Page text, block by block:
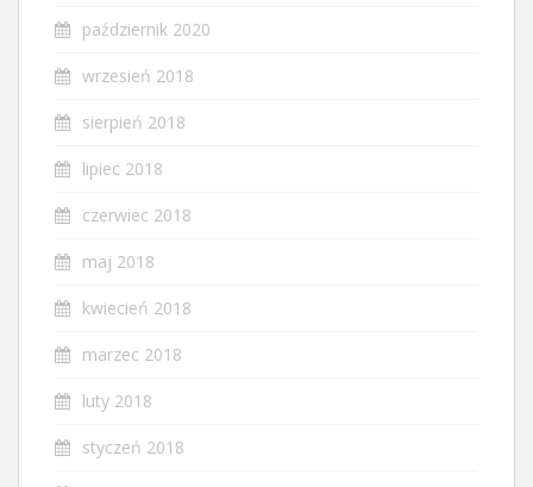
październik 2020
wrzesień 2018
sierpień 2018
lipiec 2018
czerwiec 2018
maj 2018
kwiecień 2018
marzec 2018
luty 2018
styczeń 2018